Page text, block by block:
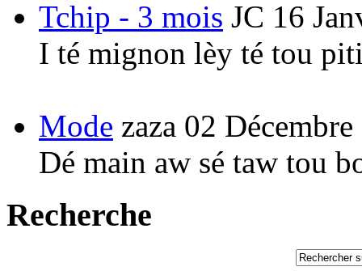
Tchip - 3 mois JC 16
I té mignon lèy té tou
Mode zaza 02
Dé main aw sé taw tou
Recherche